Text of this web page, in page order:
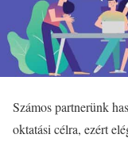
Számos partnerünk
oktatási célra, ezért